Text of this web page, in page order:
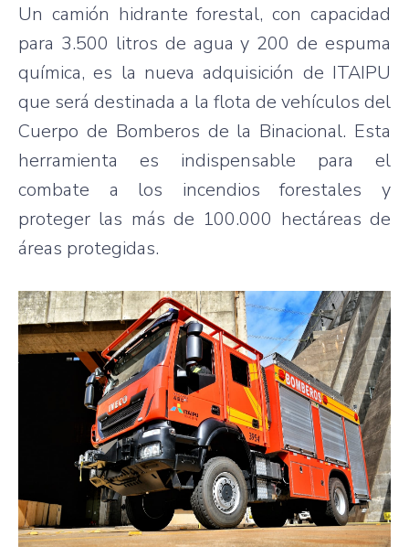
Un camión hidrante forestal, con capacidad
para 3.500 litros de agua y 200 de espuma
química, es la nueva adquisición de ITAIPU
que será destinada a la flota de vehículos del
Cuerpo de Bomberos de la Binacional. Esta
herramienta es indispensable para el
combate a los incendios forestales y
proteger las más de 100.000 hectáreas de
áreas protegidas.